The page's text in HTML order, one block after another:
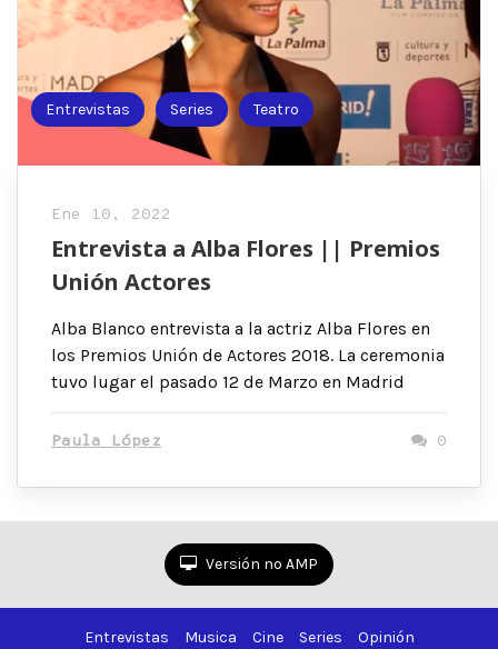
Entrevistas Series Teatro
Ene 10, 2022
Entrevista a Alba Flores || Premios
Unión Actores
Alba Blanco entrevista a la actriz Alba Flores en
los Premios Unión de Actores 2018. La ceremonia
tuvo lugar el pasado 12 de Marzo en Madrid
Paula López 0
Versión no AMP
Entrevistas Musica Cine Series Opinión